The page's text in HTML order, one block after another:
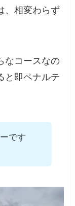
、相変わらず
なコースなの
と即ペナルテ
です